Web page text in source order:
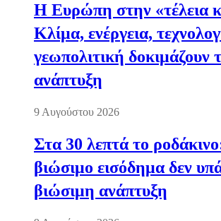
Η Ευρώπη στην «τέλεια
Κλίμα, ενέργεια,
γεωπολιτική δοκιμάζουν
ανάπτυξη
9 Αυγούστου 2026
Στα 30 λεπτά το
βιώσιμο εισόδημα δεν
βιώσιμη ανάπτυξη